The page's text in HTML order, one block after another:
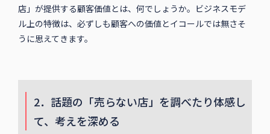
店」が提供する顧客価値とは、何でしょうか。ビジネスモデ
ル上の特徴は、必ずしも顧客への価値とイコールでは無さそ
うに思えてきます。
2．話題の「売らない店」を調べたり体感し
て、考えを深める